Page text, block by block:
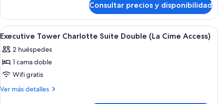
Suite
Twin
(La
Cime
Access)
Tower
Charlotte
Suite
(La
Cime
Consultar precios y disponibilidad
Abrir
todas
las
fotos
de
Executive
5
Executive Tower Charlotte Suite Double (La Cime Access)
2 huéspedes
1 cama doble
Wifi gratis
Ver más detalles
Más